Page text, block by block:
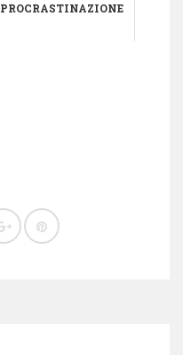
PROCRASTINAZIONE